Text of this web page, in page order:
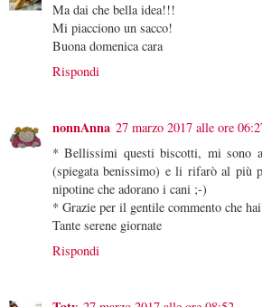
Ma dai che bella idea!!!
Mi piacciono un sacco!
Buona domenica cara
Rispondi
nonnAnna 27 marzo 2017 alle ore
* Bellissimi questi biscotti, mi sono
(spiegata benissimo) e li rifarò al più
nipotine che adorano i cani ;-)
* Grazie per il gentile commento che
Tante serene giornate
Rispondi